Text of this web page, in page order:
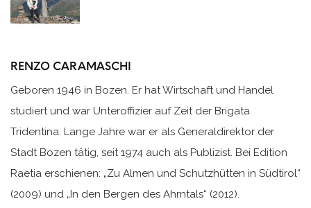
RENZO CARAMASCHI
Geboren 1946 in Bozen. Er hat Wirtschaft und Handel
studiert und war Unteroffizier auf Zeit der Brigata
Tridentina. Lange Jahre war er als Generaldirektor der
Stadt Bozen tätig, seit 1974 auch als Publizist. Bei Edition
Raetia erschienen: „Zu Almen und Schutzhütten in Südtirol“
(2009) und „In den Bergen des Ahrntals“ (2012).